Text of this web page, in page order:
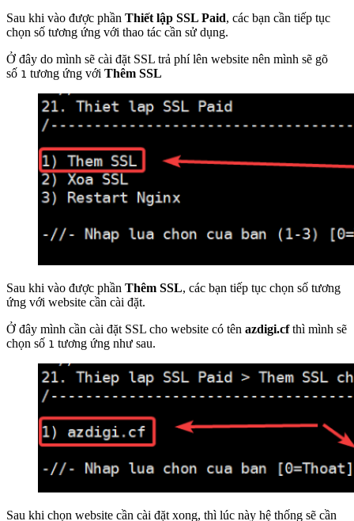
Sau khi vào được phần Thiết lập SSL Paid, các bạn cần tiếp tục
chọn số tương ứng với thao tác cần sử dụng.
Ở đây do mình sẽ cài đặt SSL trả phí lên website nên mình sẽ gõ
số 1 tương ứng với Thêm SSL
Sau khi vào được phần Thêm SSL, các bạn tiếp tục chọn số tương
ứng với website cần cài đặt.
Ở đây mình cần cài đặt SSL cho website có tên azdigi.cfthì mình sẽ
chọn số 1 tương ứng như sau.
Sau khi chọn website cần cài đặt xong, thì lúc này hệ thống sẽ cần